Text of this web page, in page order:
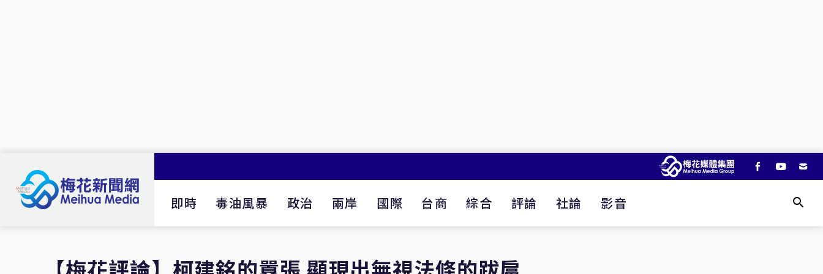
即時 毒油風暴 政治 兩岸 國際 台商 綜合 評論 社論 影音